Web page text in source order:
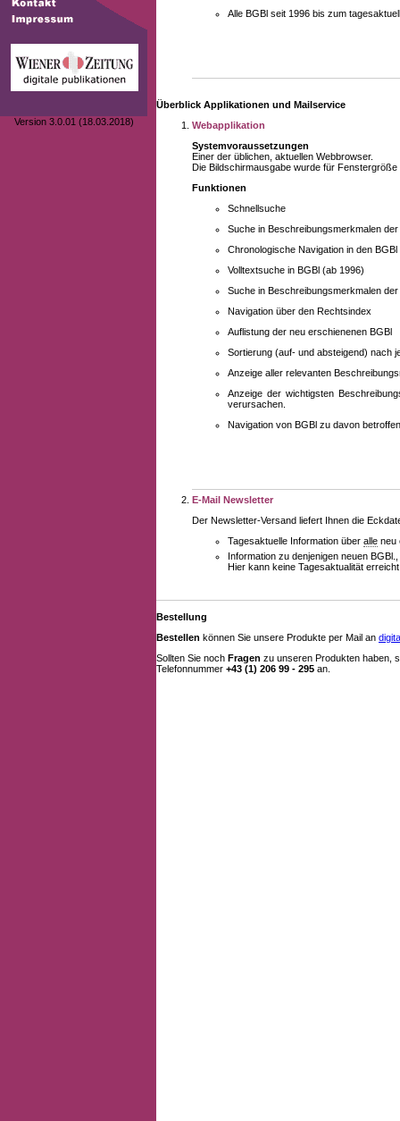
Version 3.0.01 (18.03.2018)
Alle BGBl seit 1996 bis zum
Überblick Applikationen und Mailservice
Webapplikation
Systemvoraussetzungen
Einer der üblichen, aktuellen Webbrowser.
Die Bildschirmausgabe wurde für
Funktionen
Schnellsuche
Suche in Beschreibungsmerkmalen
Chronologische Navigation in den BGBl
Volltextsuche in BGBl (ab 1996)
Suche in Beschreibungsmerkmalen
Navigation über den Rechtsindex
Auflistung der neu erschienenen BGBl
Sortierung (auf- und absteigend) nach
Anzeige aller relevanten
Anzeige der wichtigsten
verursachen.
Navigation von BGBl zu davon
E-Mail Newsletter
Der Newsletter-Versand liefert Ihnen die
Tagesaktuelle Information über alle neu
Information zu denjenigen neuen
Hier kann keine Tagesaktualität
Bestellung
Bestellen können Sie unsere Produkte per Mail an
Sollten Sie noch Fragen zu unseren Produkten haben,
Telefonnummer +43 (1) 206 99 - 295 an.